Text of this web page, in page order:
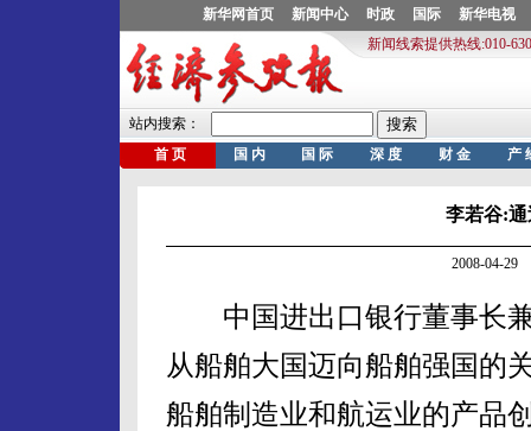
李若谷:
2008-04-29
中国进出口银行董事长兼
从船舶大国迈向船舶强国的
船舶制造业和航运业的产品